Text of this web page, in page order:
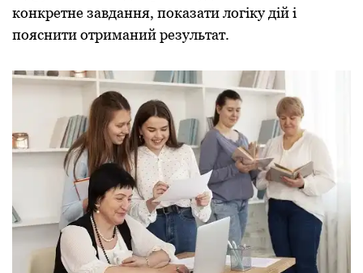
конкретне завдання, показати логіку дій і
пояснити отриманий результат.